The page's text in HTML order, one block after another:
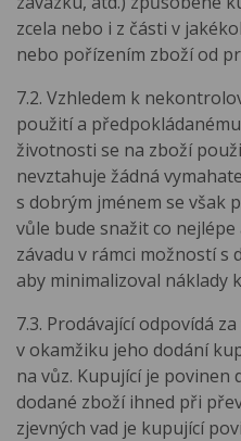
zcela nebo i z části v
nebo pořízením zboží od
7.2. Vzhledem k
použití a
životnosti se na zboží
nevztahuje žádná
s dobrým jménem se však
vůle bude snažit co
závadu v rámci možností s
aby minimalizoval náklady
7.3. Prodávající odpovídá
v okamžiku jeho dodání
na vůz. Kupující je
dodané zboží ihned při
zjevných vad je kupující